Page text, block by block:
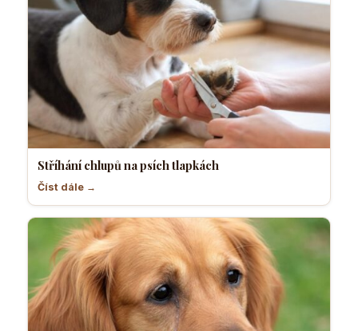
Stříhání chlupů na psích tlapkách
Číst dále →